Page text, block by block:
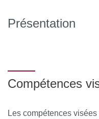
Présentation
Compétences
Les compétences